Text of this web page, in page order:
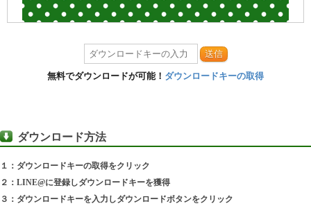
送信
無料でダウンロードが可能！ ダウンロードキーの取得
ダウンロード方法
１：ダウンロードキーの取得をクリック
２：LINE@に登録しダウンロードキーを獲得
３：ダウンロードキーを入力しダウンロードボタンをクリック